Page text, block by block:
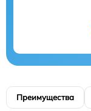
Преимущества